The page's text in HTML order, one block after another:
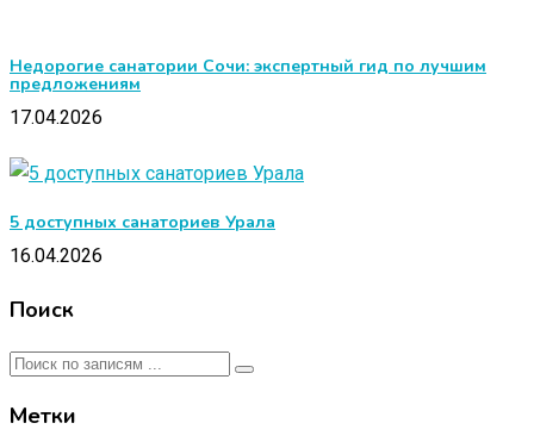
Недорогие санатории Сочи: экспертный гид по лучшим
предложениям
17.04.2026
5 доступных санаториев Урала
16.04.2026
Поиск
Метки